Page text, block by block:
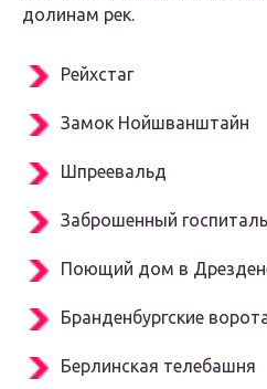
долинам рек.
Рейхстаг
Замок Нойшванштайн
Шпреевальд
Заброшенный
Поющий дом в
Бранденбургские
Берлинская телебашня